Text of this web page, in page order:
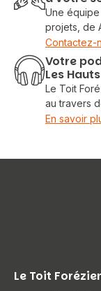
Une
projets, de
Contactez-
Votre
Les
Le Toit
au travers
En savoir
Le Toit